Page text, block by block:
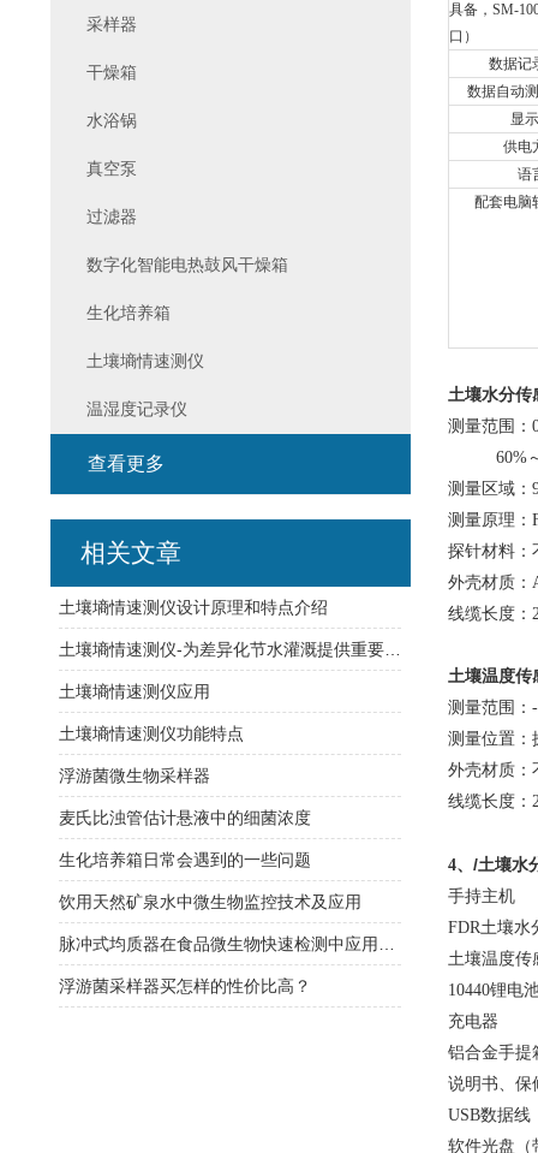
具备，SM-
口）
数据记
数据自动
显
供电
语
配套电脑
土壤水分传
测量范围：
60%
测量区域：
测量原理：
探针材料：
外壳材质：
线缆长度：
土壤温度传
测量范围
测量位置：
外壳材质：
线缆长度：
4、 /土壤水
手持主机
FDR土壤
土壤温
10440锂电
充电
铝合金
说明书
USB数据线
软件光盘
采样器
干燥箱
水浴锅
真空泵
过滤器
数字化智能电热鼓风干燥箱
生化培养箱
土壤墒情速测仪
温湿度记录仪
查看更多
相关文章
土壤墒情速测仪设计原理和特点介绍
土壤墒情速测仪应用
土壤墒情速测仪功能特点
浮游菌微生物采样器
麦氏比浊管估计悬液中的细菌浓度
生化培养箱日常会遇到的一些问题
饮用天然矿泉水中微生物监控技术及应用
浮游菌采样器买怎样的性价比高？